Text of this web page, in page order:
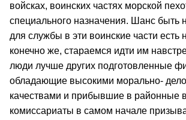
войсках, воинских частях морской
специального назначения. Шанс быть
для службы в эти воинские части есть
конечно же, стараемся идти им
люди лучше других подготовленные
обладающие высокими морально-
качествами и прибывшие в районные
комиссариаты в самом начале